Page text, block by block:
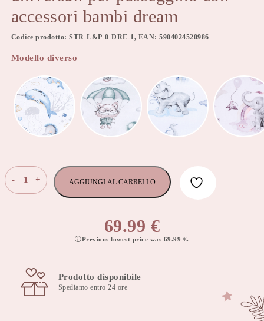
accessori bambi dream
Codice prodotto: STR-L&P-0-DRE-1, EAN: 5904024520986
Modello diverso
-
Materassino
copriseduta
bambi
dream
quantità
+ AGGIUNGI AL CARRELLO
69.99 €
Previous lowest price was 69.99 €.
Prodotto disponibile
Spediamo entro 24 ore